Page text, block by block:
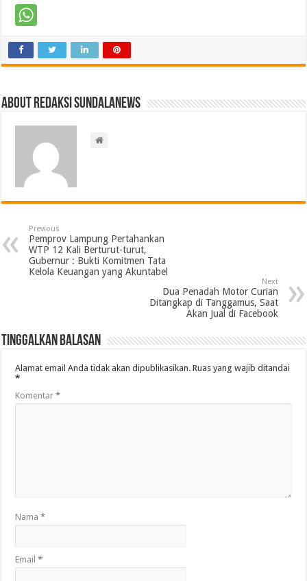
About Redaksi Sundalanews
Previous
Pemprov Lampung Pertahankan
WTP 12 Kali Berturut-turut,
Gubernur : Bukti Komitmen Tata
Kelola Keuangan yang Akuntabel
Next
Dua Penadah Motor Curian
Ditangkap di Tanggamus, Saat
Akan Jual di Facebook
Tinggalkan Balasan
Alamat email Anda tidak akan dipublikasikan. Ruas yang wajib ditandai
*
Komentar*
Nama*
Email*